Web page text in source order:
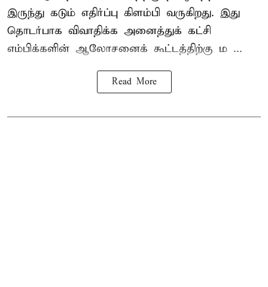
இருந்து கடும் எதிர்ப்பு கிளம்பி வருகிறது. இது
தொடர்பாக விவாதிக்க அனைத்துக் கட்சி
எம்பிக்களின் ஆலோசனைக் கூட்டத்திற்கு ம ...
Read More